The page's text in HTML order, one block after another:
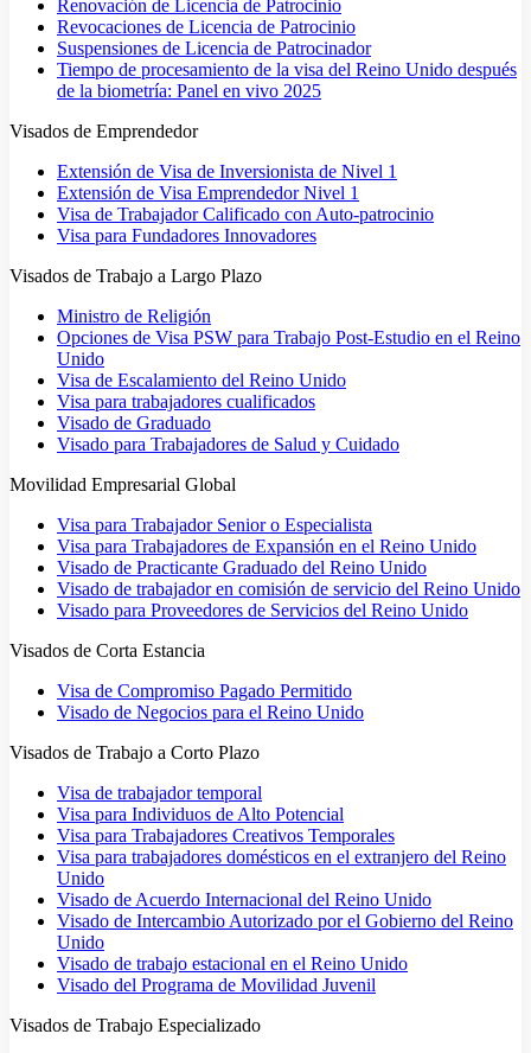
Renovación de Licencia de Patrocinio
Revocaciones de Licencia de Patrocinio
Suspensiones de Licencia de Patrocinador
Tiempo de procesamiento de la visa del Reino Unido después
de la biometría: Panel en vivo 2025
Visados de Emprendedor
Extensión de Visa de Inversionista de Nivel 1
Extensión de Visa Emprendedor Nivel 1
Visa de Trabajador Calificado con Auto-patrocinio
Visa para Fundadores Innovadores
Visados de Trabajo a Largo Plazo
Ministro de Religión
Opciones de Visa PSW para Trabajo Post-Estudio en el Reino
Unido
Visa de Escalamiento del Reino Unido
Visa para trabajadores cualificados
Visado de Graduado
Visado para Trabajadores de Salud y Cuidado
Movilidad Empresarial Global
Visa para Trabajador Senior o Especialista
Visa para Trabajadores de Expansión en el Reino Unido
Visado de Practicante Graduado del Reino Unido
Visado de trabajador en comisión de servicio del Reino Unido
Visado para Proveedores de Servicios del Reino Unido
Visados de Corta Estancia
Visa de Compromiso Pagado Permitido
Visado de Negocios para el Reino Unido
Visados de Trabajo a Corto Plazo
Visa de trabajador temporal
Visa para Individuos de Alto Potencial
Visa para Trabajadores Creativos Temporales
Visa para trabajadores domésticos en el extranjero del Reino
Unido
Visado de Acuerdo Internacional del Reino Unido
Visado de Intercambio Autorizado por el Gobierno del Reino
Unido
Visado de trabajo estacional en el Reino Unido
Visado del Programa de Movilidad Juvenil
Visados de Trabajo Especializado